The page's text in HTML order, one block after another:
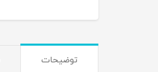
توضیحات